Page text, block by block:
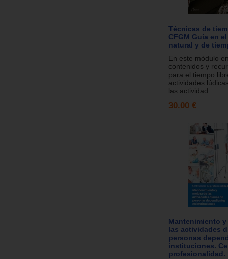
Técnicas de
CFGM Guía en
natural y de
En este módulo
contenidos y
para el tiempo
actividades
las actividad...
30.00 €
Mantenimiento y
las actividades
personas
instituciones.
profesionalidad.